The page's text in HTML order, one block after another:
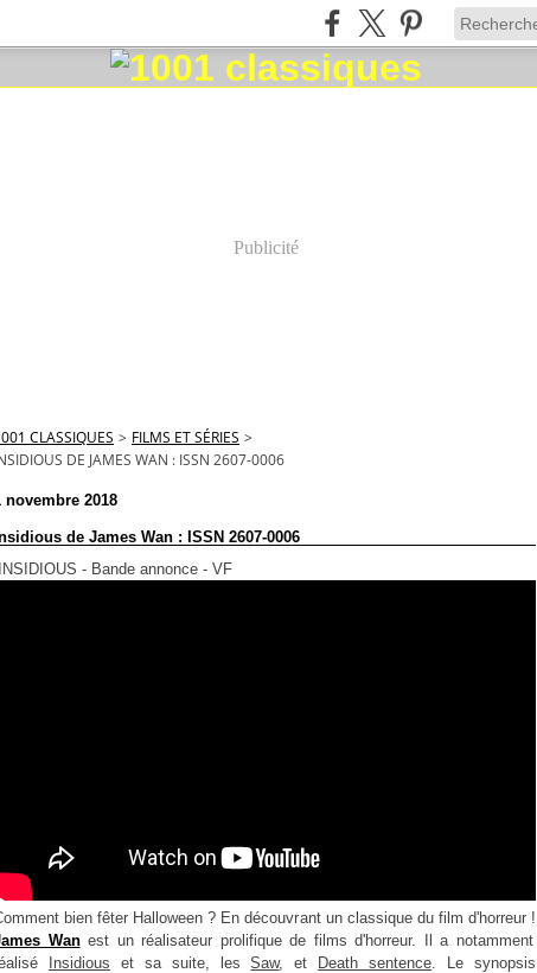
Publicité
CLASSIQUES > FILMS ET SÉRIES >
DE JAMES WAN : ISSN 2607-0006
novembre 2018
de James Wan : ISSN 2607-0006
- Bande annonce - VF
bien fêter Halloween ? En découvrant un classique du film d'horreur !
Wanest un réalisateur prolifique de films d'horreur. Il a notamment
Insidious et sa suite, lesSaw, et Death sentence. Le synopsis